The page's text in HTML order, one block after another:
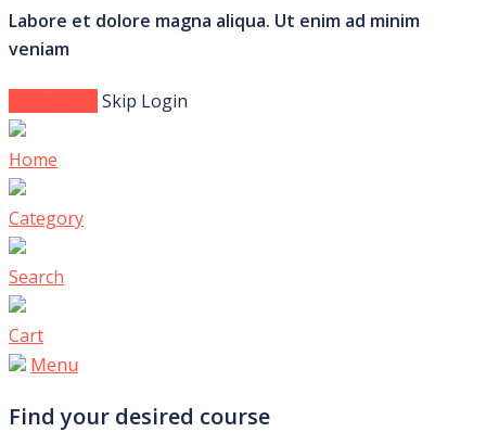
Labore et dolore magna aliqua. Ut enim ad minim
veniam
Skip Login
Home
Category
Search
Cart
Menu
Find your desired course